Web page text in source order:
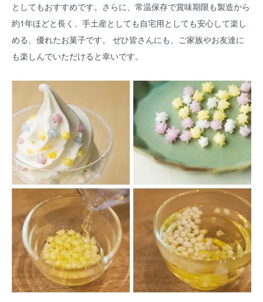
としてもおすすめです。さらに、常温保存で賞味期限も製造から
約1年ほどと長く、手土産としても自宅用としても安心して楽し
める、優れたお菓子です。 ぜひ皆さんにも、ご家族やお友達に
も楽しんでいただけると幸いです。